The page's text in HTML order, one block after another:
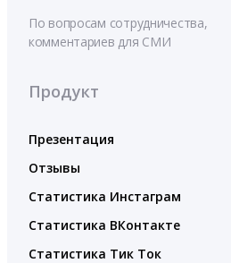
По вопросам сотрудничества,
комментариев для СМИ
Продукт
Презентация
Отзывы
Статистика Инстаграм
Статистика ВКонтакте
Статистика Тик Ток